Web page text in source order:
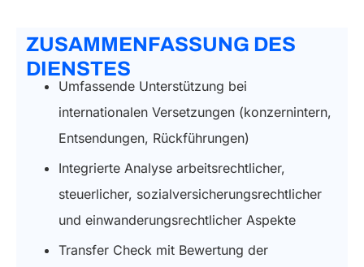
ZUSAMMENFASSUNG DES
DIENSTES
Umfassende Unterstützung bei
internationalen Versetzungen (konzernintern,
Entsendungen, Rückführungen)
Integrierte Analyse arbeitsrechtlicher,
steuerlicher, sozialversicherungsrechtlicher
und einwanderungsrechtlicher Aspekte
Transfer Check mit Bewertung der